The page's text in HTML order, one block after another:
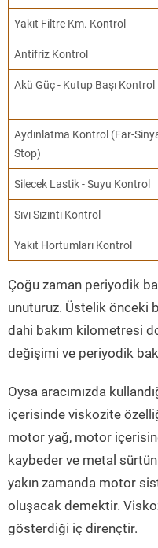
Yakıt Filtre Km. Kontrol
Antifriz Kontrol
Akü Güç - Kutup Başı Kontrol
Aydınlatma Kontrol (Far-
Stop)
Silecek Lastik - Suyu Kontrol
Sıvı Sızıntı Kontrol
Yakıt Hortumları Kontrol
Çoğu zaman periyodik
unuturuz. Üstelik önceki
dahi bakım kilometresi
değişimi ve periyodik
Oysa aracımızda
içerisinde viskozite
motor yağ, motor
kaybeder ve metal
yakın zamanda motor
oluşacak demektir.
gösterdiği iç dirençtir.